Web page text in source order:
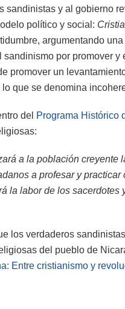
sandinistas y al gobierno
político y social:
argumentando
por promover
promover un
que se denomina
del Programa Histórico
a la población creyente
a profesar y
la labor de los sacerdotes
los verdaderos
del pueblo de
Entre cristianismo y